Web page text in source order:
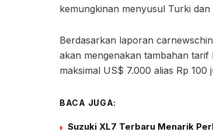
kemungkinan menyusul Turki dan
Berdasarkan laporan
akan mengenakan tambahan
maksimal US$ 7.000 alias Rp
BACA JUGA:
Suzuki XL7 Terbaru Menarik